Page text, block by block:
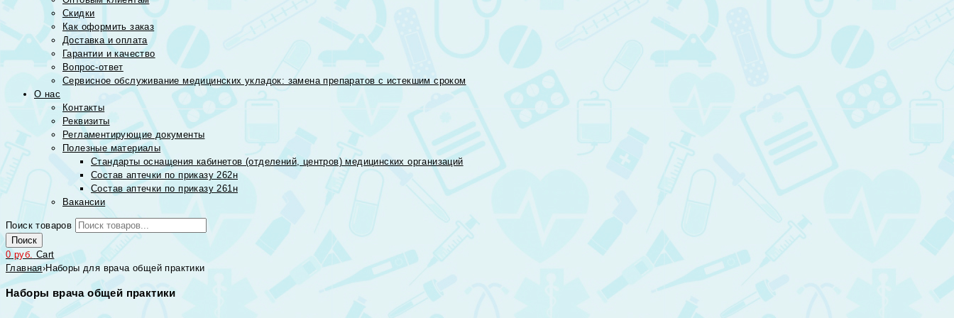
Скидки
Как оформить заказ
Доставка и оплата
Гарантии и качество
Вопрос-ответ
Сервисное обслуживание медицинских укладок: замена препаратов с истекшим сроком
О нас
Контакты
Реквизиты
Регламентирующие документы
Полезные материалы
Стандарты оснащения кабинетов (отделений, центров) медицинских организаций
Состав аптечки по приказу 262н
Состав аптечки по приказу 261н
Вакансии
Поиск товаров
Поиск
0 руб. Cart
Главная›Наборы для врача общей практики
Наборы врача общей практики